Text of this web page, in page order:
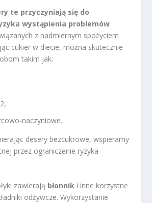
te przyczyniają się do
wystąpienia problemów
z nadmiernym spożyciem
cukier w diecie, można skutecznie
takim jak:
naczyniowe.
desery bezcukrowe, wspieramy
przez ograniczenie ryzyka
zawierają błonnik i inne korzystne
odżywcze. Wykorzystanie